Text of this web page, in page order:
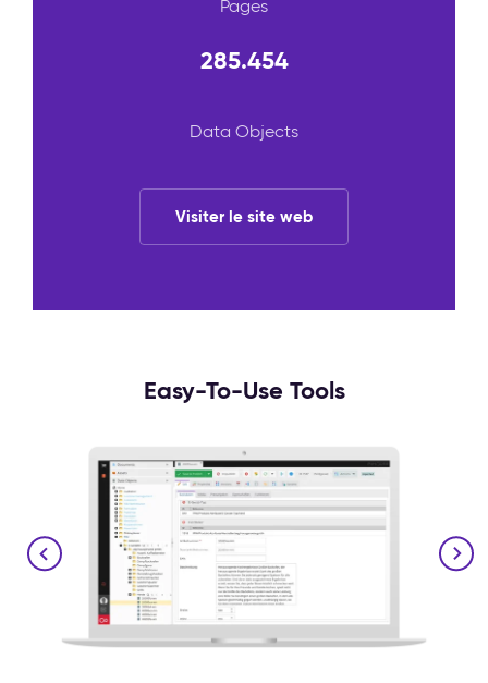
Pages
285.454
Data Objects
Visiter le site web
Easy-To-Use Tools